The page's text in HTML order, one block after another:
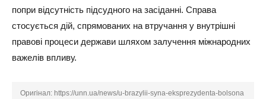
попри відсутність підсудного на засіданні. Справа
стосується дій, спрямованих на втручання у внутрішні
правові процеси держави шляхом залучення міжнародних
важелів впливу.
Оригінал: https://unn.ua/news/u-brazylii-syna-eksprezydenta-bolsona